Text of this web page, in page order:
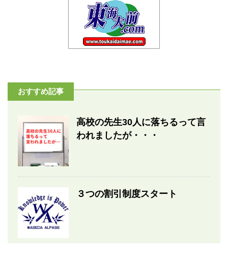
おすすめ記事
高校の先生30人に落ちるって言
われましたが・・・
３つの割引制度スタート